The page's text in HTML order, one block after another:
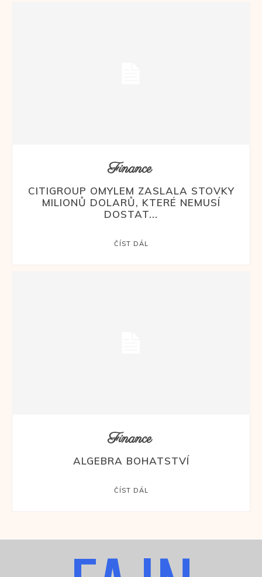
Finance
CITIGROUP OMYLEM ZASLALA STOVKY
MILIONŮ DOLARŮ, KTERÉ NEMUSÍ
DOSTAT...
ČÍST DÁL
Finance
ALGEBRA BOHATSTVÍ
ČÍST DÁL